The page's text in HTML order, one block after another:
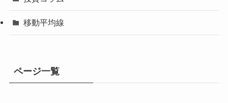
移動平均線
ページ一覧